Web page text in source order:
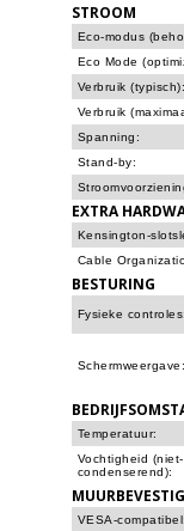
STROOM
Eco-modus
Eco Mode
Verbruik (typisch):
Verbruik
Spanning:
Stand-by:
EXTRA
Kensington-
Cable
BESTURING
Fysieke controles:
Schermweergave:
Temperatuur:
Vochtigheid (niet-
condenserend):
VESA-compatibel: